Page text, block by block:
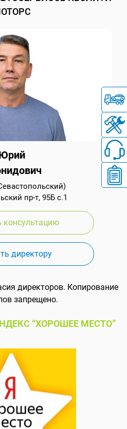
пр-т, 95Б с.1
консультацию
директору
директоров. Копирование
запрещено.
“ХОРОШЕЕ МЕСТО”